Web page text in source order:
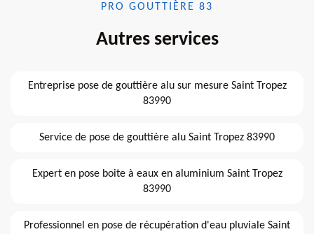
PRO GOUTTIÈRE 83
Autres services
Entreprise pose de gouttière alu sur mesure Saint Tropez
83990
Service de pose de gouttière alu Saint Tropez 83990
Expert en pose boite à eaux en aluminium Saint Tropez
83990
Professionnel en pose de récupération d'eau pluviale Saint